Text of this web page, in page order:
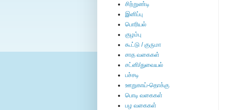
சிற்றுண்டி
இனிப்பு
பொரியல்
குழம்பு
கூட்டு / குருமா
சாத வகைகள்
சட்னி/துவையல்
பச்சடி
ஊறுகாய்-தொக்கு
பொடி வகைகள்
பழ வகைகள்